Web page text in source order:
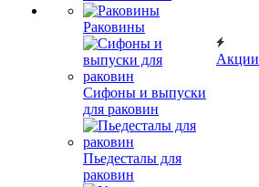
Раковины
Сифоны и выпуски
для раковин
Пьедесталы для
раковин
Акции